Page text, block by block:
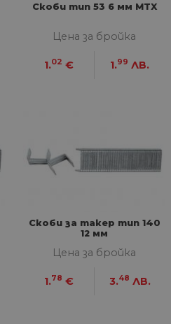
Скоби тип 53 6 мм MTX
Цена за бройка
1.02 € 1.99 ЛВ.
Скоби за такер тип 140
12 мм
Цена за бройка
1.78 € 3.48 ЛВ.